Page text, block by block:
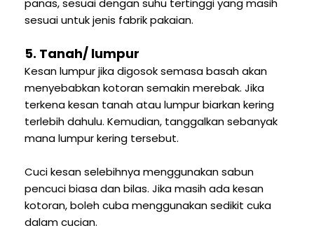
panas, sesuai dengan suhu tertinggi yang masih
sesuai untuk jenis fabrik pakaian.
5. Tanah/ lumpur
Kesan lumpur jika digosok semasa basah akan
menyebabkan kotoran semakin merebak. Jika
terkena kesan tanah atau lumpur biarkan kering
terlebih dahulu. Kemudian, tanggalkan sebanyak
mana lumpur kering tersebut.
Cuci kesan selebihnya menggunakan sabun
pencuci biasa dan bilas. Jika masih ada kesan
kotoran, boleh cuba menggunakan sedikit cuka
dalam cucian.